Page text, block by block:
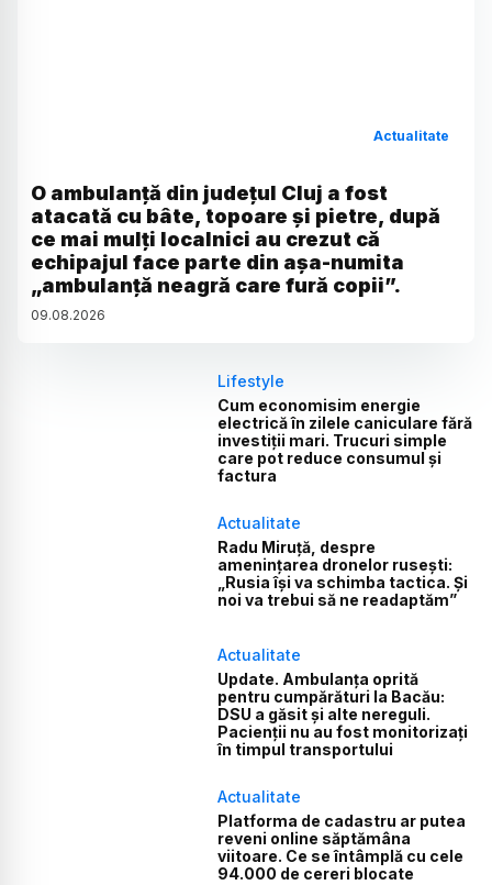
Actualitate
O ambulanță din județul Cluj a fost
atacată cu bâte, topoare și pietre, după
ce mai mulți localnici au crezut că
echipajul face parte din așa-numita
„ambulanță neagră care fură copii”.
09.08.2026
Lifestyle
Cum economisim energie
electrică în zilele caniculare fără
investiții mari. Trucuri simple
care pot reduce consumul și
factura
Actualitate
Radu Miruță, despre
amenințarea dronelor rusești:
„Rusia își va schimba tactica. Și
noi va trebui să ne readaptăm”
Actualitate
Update. Ambulanța oprită
pentru cumpărături la Bacău:
DSU a găsit și alte nereguli.
Pacienții nu au fost monitorizați
în timpul transportului
Actualitate
Platforma de cadastru ar putea
reveni online săptămâna
viitoare. Ce se întâmplă cu cele
94.000 de cereri blocate